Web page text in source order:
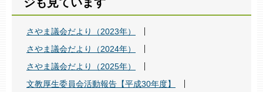
さやま議会だより（2023年）
さやま議会だより（2024年）
さやま議会だより（2025年）
文教厚生委員会活動報告【平成30年度】